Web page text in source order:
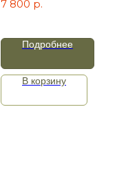
7 800 р.
Подробнее
В корзину